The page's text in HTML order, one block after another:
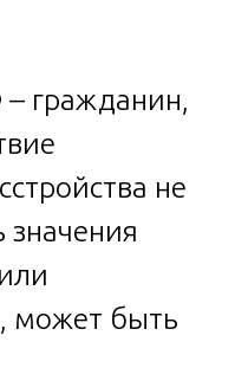
– гражданин,
не
может быть